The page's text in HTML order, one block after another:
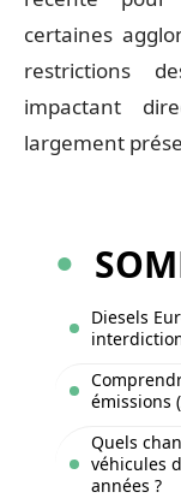
certaines
restrictions
impactant
largement
Diesels
émissions
Quels
véhicules
années ?